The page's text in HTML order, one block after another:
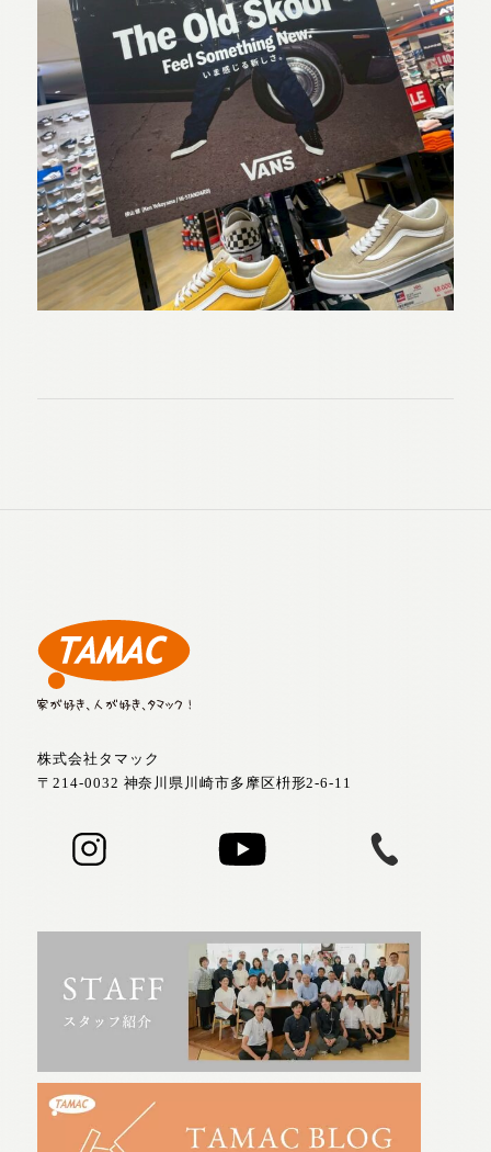
株式会社タマック
〒214-0032 神奈川県川崎市多摩区枡形2-6-11